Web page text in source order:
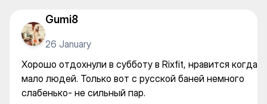
Gumi8
26 January
Хорошо отдохнули в субботу в Rixfit, нравится когда
мало людей. Только вот с русской баней немного
слабенько- не сильный пар.